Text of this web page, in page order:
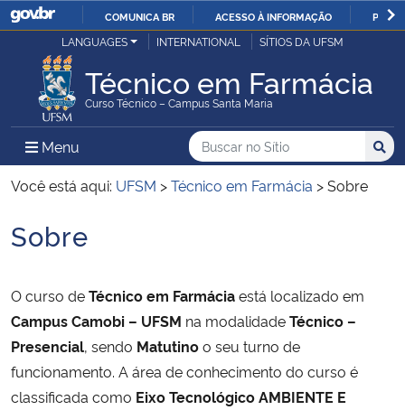
IR
O
COMUNICA BR ACESSO À INFORMAÇÃO
Ministério da Justiça e Segurança Pública
Ministério da Defesa
Ministério das Relações Exteriores
Ministério da Economia
Ministério da Agricultura, Pecuária e Abastecimento
Ministério da Educação
LANGUAGES INTERNATIONAL SÍTIOS DA UFSM
Técnico em Farmácia
Curso Técnico – Campus Santa Maria
Menu Menu Principal do Sítio
Busca
Buscar no no Sítio
Busca:
Você está aqui: UFSM >Técnico em Farmácia >Sobre
Início do conteúdo
Sobre
O curso deTécnico em Farmáciaestá localizado em
Campus Camobi – UFSM na modalidadeTécnico –
Presencial, sendo Matutinoo seu turno de
funcionamento. A área de conhecimento do curso é
classificada como Eixo Tecnológico AMBIENTE E